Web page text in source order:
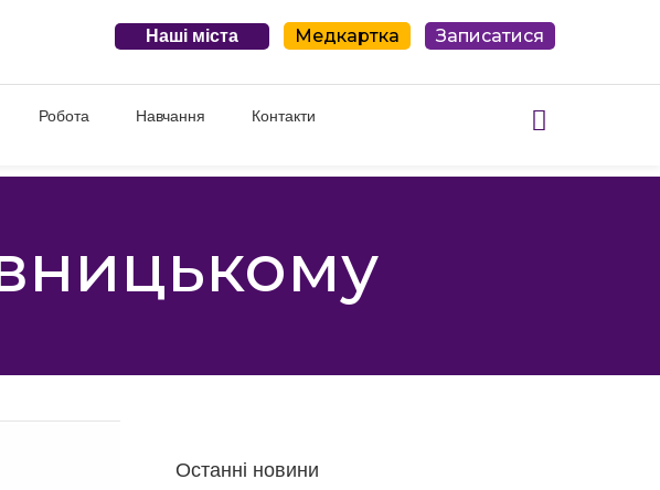
Наші міста Медкартка Записатися
Робота Навчання Контакти
Останні новини